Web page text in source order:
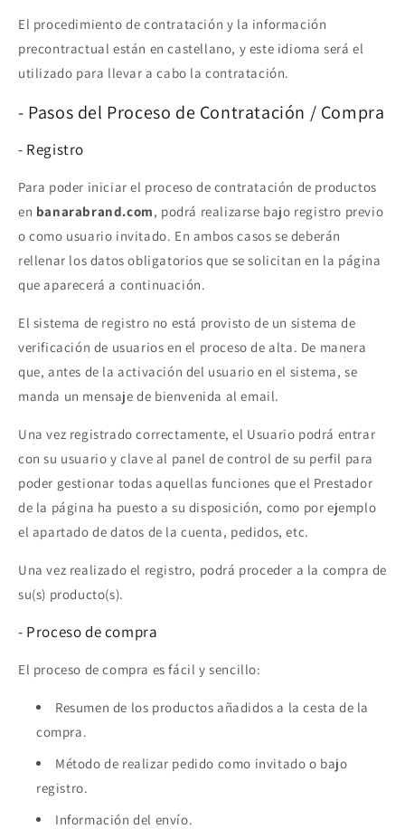
El procedimiento de contratación y la información
precontractual están en castellano, y este idioma será el
utilizado para llevar a cabo la contratación.
- Pasos del Proceso de Contratación / Compra
- Registro
Para poder iniciar el proceso de contratación de productos
en banarabrand.com, podrá realizarse bajo registro previo
o como usuario invitado. En ambos casos se deberán
rellenar los datos obligatorios que se solicitan en la página
que aparecerá a continuación.
El sistema de registro no está provisto de un sistema de
verificación de usuarios en el proceso de alta. De manera
que, antes de la activación del usuario en el sistema, se
manda un mensaje de bienvenida al email.
Una vez registrado correctamente, el Usuario podrá entrar
con su usuario y clave al panel de control de su perfil para
poder gestionar todas aquellas funciones que el Prestador
de la página ha puesto a su disposición, como por ejemplo
el apartado de datos de la cuenta, pedidos, etc.
Una vez realizado el registro, podrá proceder a la compra de
su(s) producto(s).
- Proceso de compra
El proceso de compra es fácil y sencillo:
Resumen de los productos añadidos a la cesta de la
compra.
Método de realizar pedido como invitado o bajo
registro.
Información del envío.